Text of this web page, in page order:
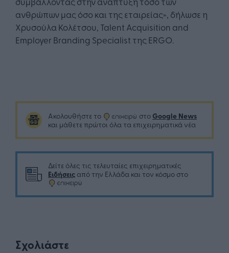
ανθρώπων μας όσο και της εταιρείας», δήλωσε η
Χρυσούλα Κολέτσου, Talent Acquisition and
Employer Branding Specialist της ERGO.
Ακολουθήστε το στο Google News
και μάθετε πρώτοι όλα τα επιχειρηματικά νέα
Δείτε όλες τις τελευταίες επιχειρηματικές
Ειδήσεις από την Ελλάδα και τον κόσμο στο
Σχολιάστε